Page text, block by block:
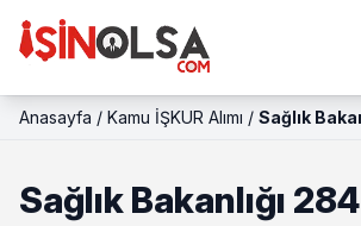
Anasayfa / Kamu İŞKUR Alımı / Sağlık
Sağlık Bakanlığı